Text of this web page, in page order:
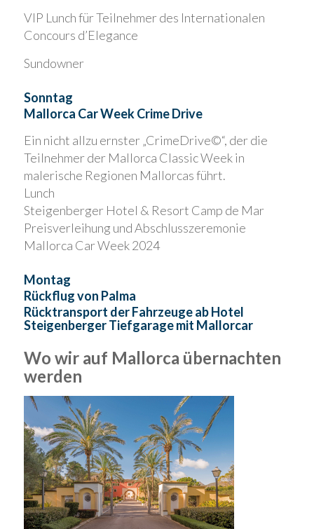
VIP Lunch für Teilnehmer des Internationalen
Concours d’Elegance
Sundowner
Sonntag
Mallorca Car Week Crime Drive
Ein nicht allzu ernster „CrimeDrive©“, der die
Teilnehmer der Mallorca Classic Week in
malerische Regionen Mallorcas führt.
Lunch
Steigenberger Hotel & Resort Camp de Mar
Preisverleihung und Abschlusszeremonie
Mallorca Car Week 2024
Montag
Rückflug von Palma
Rücktransport der Fahrzeuge ab Hotel
Steigenberger Tiefgarage mit Mallorcar
Wo wir auf Mallorca übernachten
werden